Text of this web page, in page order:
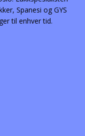
Spanesi og GYS
til enhver tid.